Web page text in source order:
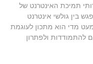
תמיכת האינטרנט של
בין גולשי אינטרנט
מדי הוא מתכון לעוגמת
להתמודדות ולפתרון